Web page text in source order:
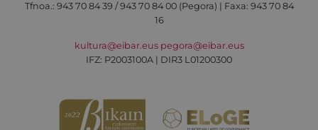
Tfnoa.: 943 70 84 39 / 943 70 84 00 (Pegora) | Faxa: 943 70 84
16
kultura@eibar.eus pegora@eibar.eus
IFZ: P2003100A | DIR3 L01200300